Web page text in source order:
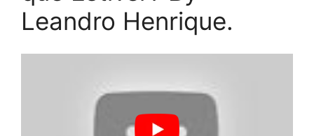
Leandro Henrique.